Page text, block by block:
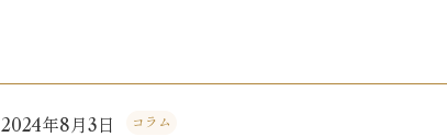
2024年8月3日 コラム